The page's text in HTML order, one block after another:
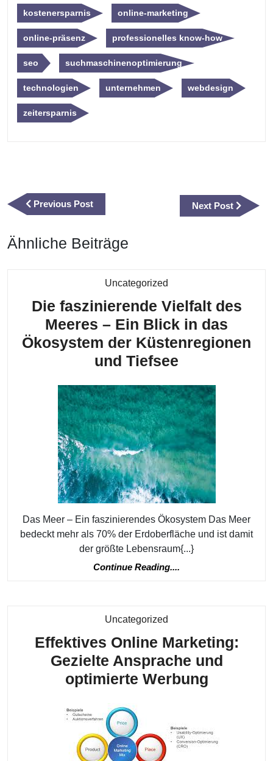
kostenersparnis online-marketing
online-präsenz professionelles know-how
seo suchmaschinenoptimierung
technologien unternehmen webdesign
zeitersparnis
Previous PostPrevious
Post
Next Post
Next
Post
Ähnliche Beiträge
Uncategorized
Die faszinierende Vielfalt des
Meeres – Ein Blick in das
Ökosystem der Küstenregionen
und Tiefsee
Vielfalt
des
Meeres
–
Ein
Blick
in
das
Ökosystem
Das Meer – Ein faszinierendes Ökosystem Das Meer
bedeckt mehr als 70% der Erdoberfläche und ist damit
der größte Lebensraum{...}
Continue Reading....
Uncategorized
Effektives Online Marketing:
Gezielte Ansprache und
optimierte Werbung
Gezielte